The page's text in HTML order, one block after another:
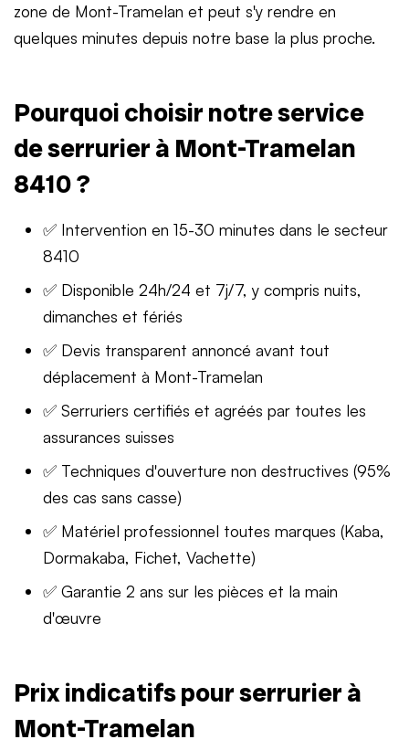
zone de Mont-Tramelan et peut s'y rendre en
quelques minutes depuis notre base la plus proche.
Pourquoi choisir notre service
de serrurier à Mont-Tramelan
8410 ?
✅ Intervention en 15-30 minutes dans le secteur
8410
✅ Disponible 24h/24 et 7j/7, y compris nuits,
dimanches et fériés
✅ Devis transparent annoncé avant tout
déplacement à Mont-Tramelan
✅ Serruriers certifiés et agréés par toutes les
assurances suisses
✅ Techniques d'ouverture non destructives (95%
des cas sans casse)
✅ Matériel professionnel toutes marques (Kaba,
Dormakaba, Fichet, Vachette)
✅ Garantie 2 ans sur les pièces et la main
d'œuvre
Prix indicatifs pour serrurier à
Mont-Tramelan